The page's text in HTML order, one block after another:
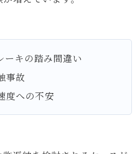
ーキの踏み間違い
事故
度への不安